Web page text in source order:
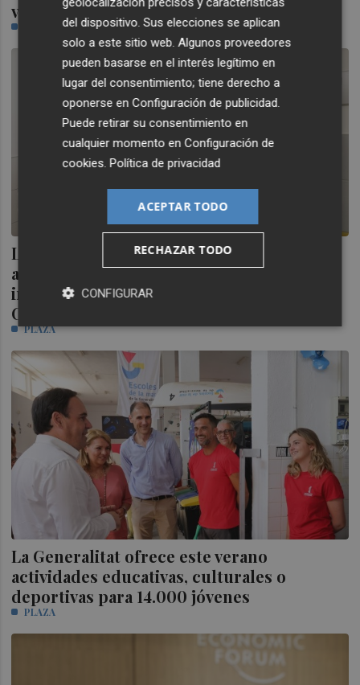
verano en Elche, presidida por Llorca
Llorca reitera el compromiso "total y
absoluto" del Consell con las
infraestructuras educativas de la
Comunitat
PLAZA
La Generalitat ofrece este verano
actividades educativas, culturales o
deportivas para 14.000 jóvenes
PLAZA
del dispositivo. Sus elecciones se aplican
solo a este sitio web. Algunos proveedores
pueden basarse en el interés legítimo en
lugar del consentimiento; tiene derecho a
oponerse enConfiguración de publicidad.
Puede retirar su consentimiento en
cualquier momento enConfiguración de
cookies.Política de privacidad
ACEPTAR TODO
RECHAZAR TODO
CONFIGURAR